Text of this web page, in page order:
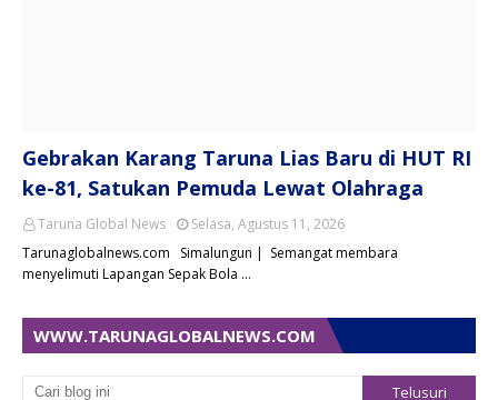
Gebrakan Karang Taruna Lias Baru di HUT RI
ke-81, Satukan Pemuda Lewat Olahraga
Taruna Global News
Selasa, Agustus 11, 2026
Tarunaglobalnews.com Simalungun | Semangat membara
menyelimuti Lapangan Sepak Bola …
WWW.TARUNAGLOBALNEWS.COM